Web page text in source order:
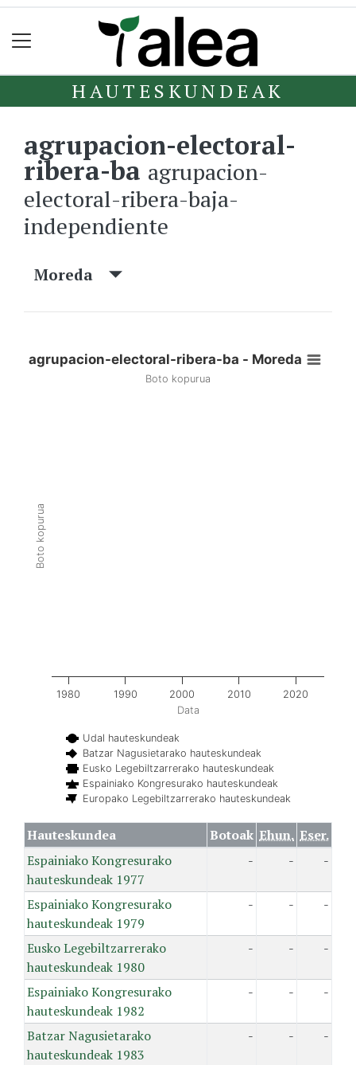
HAUTESKUNDEAK
agrupacion-electoral-
ribera-ba agrupacion-
electoral-ribera-baja-
independiente
Moreda
Data
Boto kopurua
agrupacion-electoral-ribera-ba - Moreda
Boto kopurua
Udal hauteskundeak
Batzar Nagusietarako hauteskundeak
Eusko Legebiltzarrerako hauteskundeak
Espainiako Kongresurako hauteskundeak
Europako Legebiltzarrerako hauteskundeak
1980 1990 2000 2010 2020
Hauteskundea Botoak Ehun. Eser.
Espainiako Kongresurako
hauteskundeak 1977
- - -
Espainiako Kongresurako
hauteskundeak 1979
- - -
Eusko Legebiltzarrerako
hauteskundeak 1980
- - -
Espainiako Kongresurako
hauteskundeak 1982
- - -
Batzar Nagusietarako
hauteskundeak 1983
- - -